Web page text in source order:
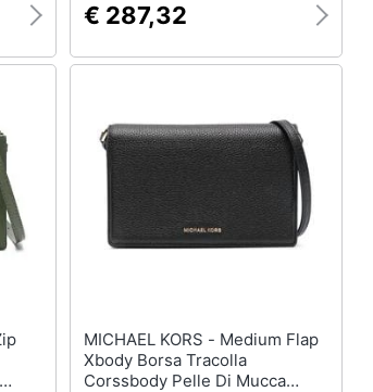
€ 287,32
MICHAEL KORS - Medium Flap
Xbody Borsa Tracolla
Corssbody Pelle Di Mucca